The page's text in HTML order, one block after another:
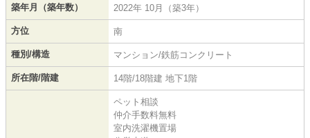
築年月（築年数） 2022年 10月（築3年）
方位 南
種別/構造 マンション/鉄筋コンクリート
所在階/階建 14階/18階建 地下1階
ペット相談
仲介手数料無料
室内洗濯機置場